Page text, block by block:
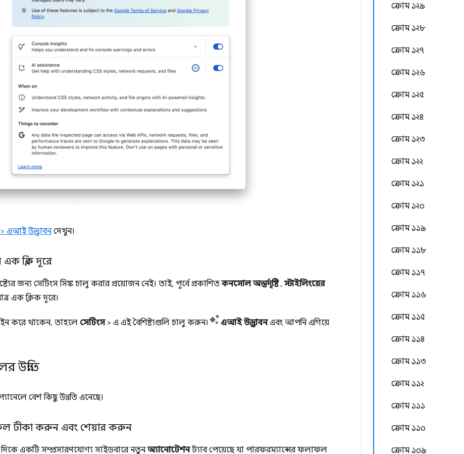
ক্রোম ১২৯
ক্রোম ১২৮
ক্রোম ১২৭
ক্রোম ১২৬
ক্রোম ১২৫
ক্রোম ১২৪
ক্রোম ১২৩
ক্রোম ১২২
ক্রোম ১২১
ক্রোম ১২০
ক্রোম ১১৯
ক্রোম ১১৮
ক্রোম ১১৭
ক্রোম ১১৬
ক্রোম ১১৫
ক্রোম ১১৪
ক্রোম ১১৩
ক্রোম ১১২
ক্রোম ১১১
ক্রোম ১১০
ক্রোম ১০৯
> এআই উদ্ভাবনদেখুন।
ক্লিক দূরে
জন্য সেটিংস সিঙ্ক চালু করার প্রয়োজন নেই। তাই, পূর্বে প্রকাশিতকনসোল অন্তর্দৃষ্টি,স্টাইলিংয়ের
এক ক্লিক দূরে।
করে থাকেন, তাহলে সেটিংস> এ এই বৈশিষ্ট্যগুলি চালু করুন। এআই উদ্ভাবনএবং আপনি এগিয়ে
উন্নতি
বেশ কিছু উন্নতি এনেছে।
টীকা করুন এবং শেয়ার করুন
একটি সম্প্রসারণযোগ্য সাইডবারে নতুনঅ্যানোটেশনট্যাব পেয়েছে যা পারফরম্যান্সের ফলাফল